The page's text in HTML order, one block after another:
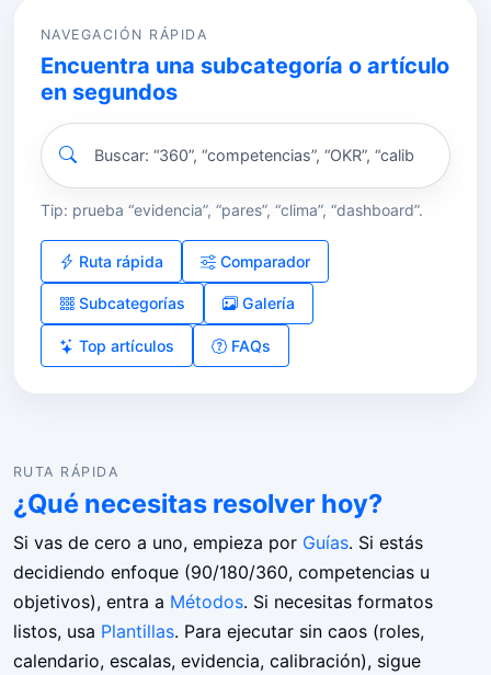
NAVEGACIÓN RÁPIDA
Encuentra una subcategoría o artículo
en segundos
Tip: prueba “evidencia”, “pares”, “clima”, “dashboard”.
Ruta rápida Comparador
Subcategorías Galería
Top artículos FAQs
RUTA RÁPIDA
¿Qué necesitas resolver hoy?
Si vas de cero a uno, empieza por Guías. Si estás
decidiendo enfoque (90/180/360, competencias u
objetivos), entra a Métodos. Si necesitas formatos
listos, usa Plantillas. Para ejecutar sin caos (roles,
calendario, escalas, evidencia, calibración), sigue